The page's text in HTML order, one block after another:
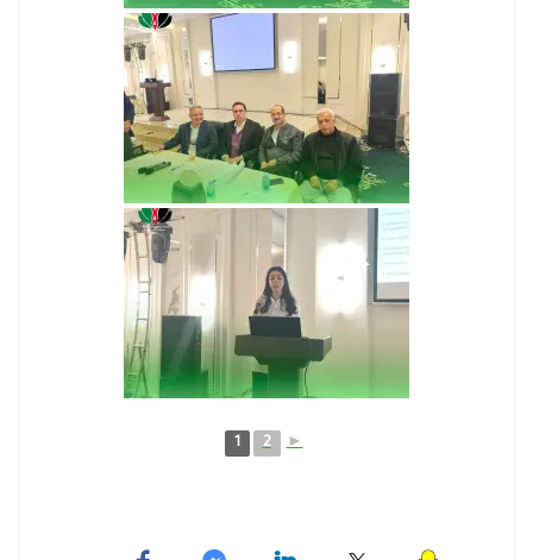
1 2 ►